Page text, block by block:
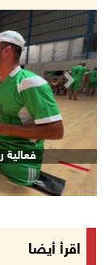
Next
اقرأ أيضا